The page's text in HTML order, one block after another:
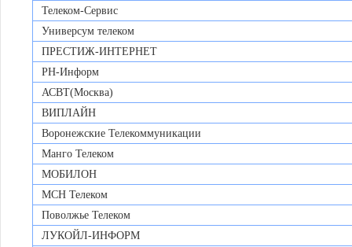
Телеком-Сервис
Универсум телеком
ПРЕСТИЖ-ИНТЕРНЕТ
РН-Информ
АСВТ(Москва)
ВИПЛАЙН
Воронежские Телекоммуникации
Манго Телеком
МОБИЛОН
МСН Телеком
Поволжье Телеком
ЛУКОЙЛ-ИНФОРМ